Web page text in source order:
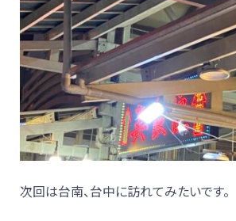
次回は台南、台中に訪れてみたいです。